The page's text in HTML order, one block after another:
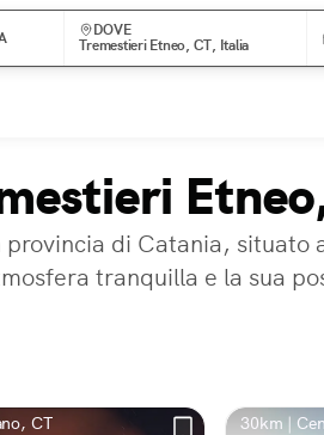
DOVE
Tremestieri Etneo, CT, Italia
di Catania,
tranquilla e la sua
CT 30km |